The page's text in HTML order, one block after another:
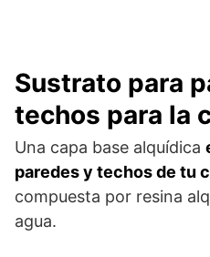
Sustrato para
techos para la
Una capa base alquídica
paredes y techos de tu
compuesta por resina
agua.